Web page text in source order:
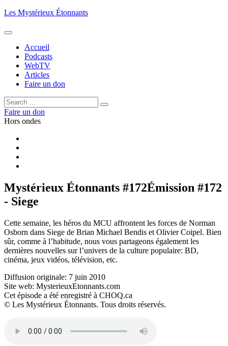
Aller
contenu
Les Mystérieux Étonnants
Accueil
Podcasts
WebTV
Articles
Faire un don
Rechercher :
Rechercher
Faire un don
Hors ondes
Mystérieux Étonnants #172Émission #172
- Siege
Cette semaine, les héros du MCU affrontent les forces de Norman
Osborn dans Siege de Brian Michael Bendis et Olivier Coipel. Bien
sûr, comme à l’habitude, nous vous partageons également les
dernières nouvelles sur l’univers de la culture populaire: BD,
cinéma, jeux vidéos, télévision, etc.
Diffusion originale: 7 juin 2010
Site web: MysterieuxEtonnants.com
Cet épisode a été enregistré à CHOQ.ca
© Les Mystérieux Étonnants. Tous droits réservés.